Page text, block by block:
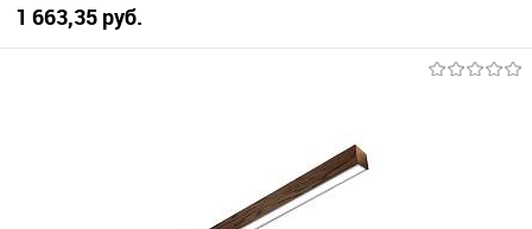
1 663,35 pуб.
Уточняйте наличие у
менеджера